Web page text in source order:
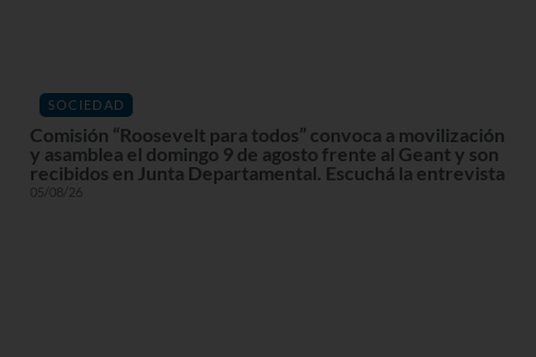
SOCIEDAD
Comisión “Roosevelt para todos” convoca a movilización
y asamblea el domingo 9 de agosto frente al Geant y son
recibidos en Junta Departamental. Escuchá la entrevista
05/08/26